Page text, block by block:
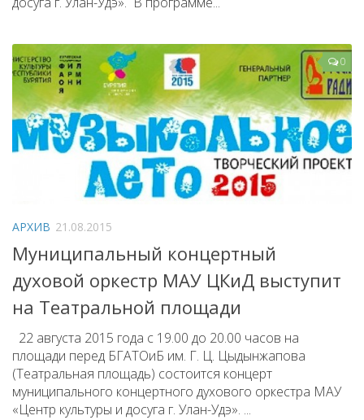
0
АРХИВ 21.08.2015
Муниципальный концертный
духовой оркестр МАУ ЦКиД выступит
на Театральной площади
22 августа 2015 года с 19.00 до 20.00 часов на
площади перед БГАТОиБ им. Г. Ц. Цыдынжапова
(Театральная площадь) состоится концерт
муниципального концертного духового оркестра МАУ
«Центр культуры и досуга г. Улан-Удэ». ...